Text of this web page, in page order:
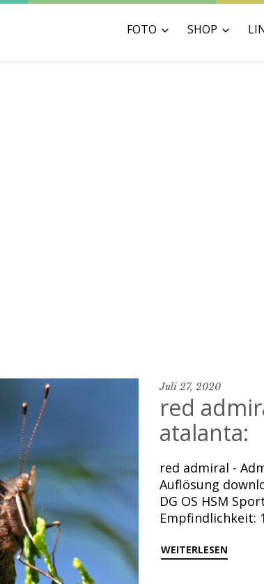
FOTO SHOP
Juli 27, 2020
red
atalanta:
red admiral -
Auflösung
DG OS HSM
Empfindlichkeit:
WEITERLESEN